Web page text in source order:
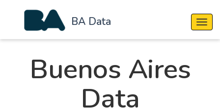
BA Data
Buenos Aires
Data